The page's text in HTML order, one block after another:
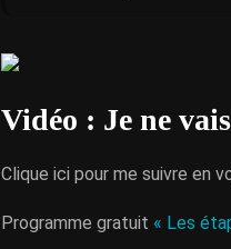
Vidéo : Je ne
Clique ici pour me suivre en
Programme gratuit « Les